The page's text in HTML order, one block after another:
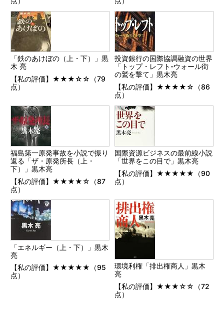
「鉄のあけぼの（上・下）」黒
木 亮
【私の評価】★★★☆☆（79
点）
投資銀行の国際協調融資の世界
「トップ・レフト-ウォール街
の鷲を撃て」黒木亮
【私の評価】★★★★☆（86
点）
福島第一原発事故を小説で振り
返る「ザ・原発所長（上・
下）」黒木亮
【私の評価】★★★★☆（87
点）
国際資源ビジネスの最前線小説
「世界をこの目で」黒木亮
【私の評価】★★★★★（90
点）
「エネルギー（上・下）」黒木
亮
【私の評価】★★★★★（95
点）
環境利権「排出権商人」黒木
亮
【私の評価】★★★☆☆（72
点）